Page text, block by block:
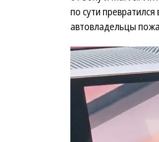
по сути
автовладельцы